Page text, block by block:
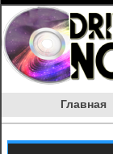
Главная